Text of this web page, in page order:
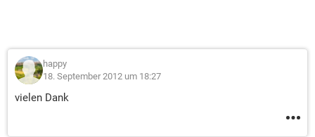
happy
18. September 2012 um 18:27
vielen Dank